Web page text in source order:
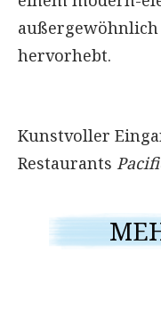
hervorhebt.
Kunstvoller
Restaurants